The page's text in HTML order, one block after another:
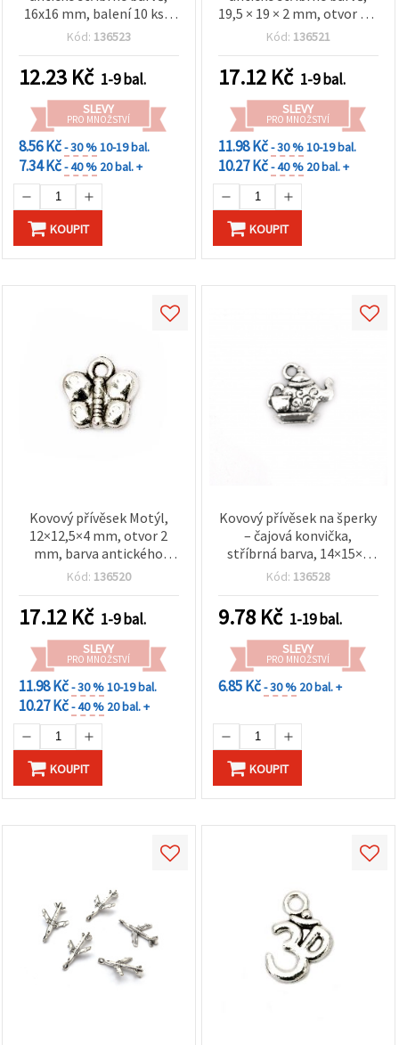
16x16 mm, balení 10 ks –
ideální pro výrobu šperků
Kód: 136523
12.23 Kč 1-9 bal.
SLEVY
PRO MNOŽSTVÍ
8.56 Kč- 30 %10-19 bal.
7.34 Kč- 40 % 20 bal. +
KOUPIT
19,5 × 19 × 2 mm, otvor 1,5
mm, balení 10 ks – pro DIY
Kód: 136521
17.12 Kč 1-9 bal.
SLEVY
PRO MNOŽSTVÍ
11.98 Kč- 30 %10-19 bal.
10.27 Kč- 40 % 20 bal. +
KOUPIT
Kovový přívěsek Motýl,
12×12,5×4 mm, otvor 2
mm, barva antického
stříbra – 10 ks
Kód: 136520
17.12 Kč 1-9 bal.
SLEVY
PRO MNOŽSTVÍ
11.98 Kč- 30 %10-19 bal.
10.27 Kč- 40 % 20 bal. +
KOUPIT
Kovový přívěsek na šperky
– čajová konvička,
stříbrná barva, 14×15×4
mm, průvlek 2 mm – 5 ks
Kód: 136528
9.78 Kč 1-19 bal.
SLEVY
PRO MNOŽSTVÍ
6.85 Kč- 30 % 20 bal. +
KOUPIT